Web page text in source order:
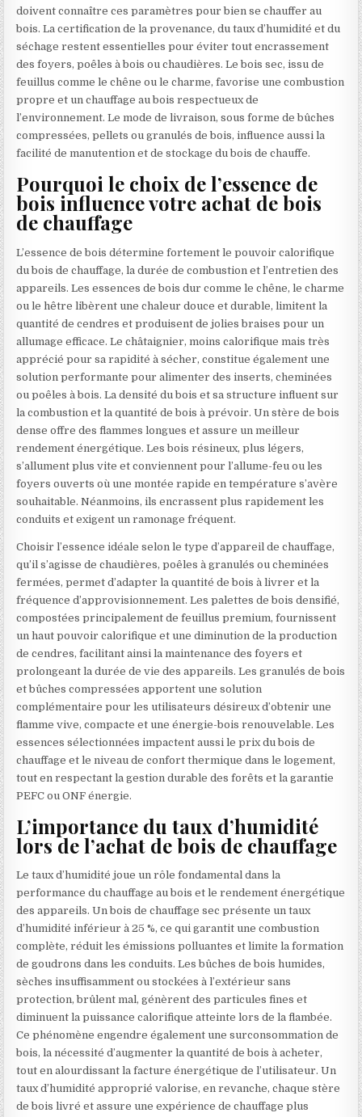
doivent connaître ces paramètres pour bien se chauffer au
bois. La certification de la provenance, du taux d’humidité et du
séchage restent essentielles pour éviter tout encrassement
des foyers, poêles à bois ou chaudières. Le bois sec, issu de
feuillus comme le chêne ou le charme, favorise une combustion
propre et un chauffage au bois respectueux de
l’environnement. Le mode de livraison, sous forme de bûches
compressées, pellets ou granulés de bois, influence aussi la
facilité de manutention et de stockage du bois de chauffe.
Pourquoi le choix de l’essence de
bois influence votre achat de bois
de chauffage
L’essence de bois détermine fortement le pouvoir calorifique
du bois de chauffage, la durée de combustion et l’entretien des
appareils. Les essences de bois dur comme le chêne, le charme
ou le hêtre libèrent une chaleur douce et durable, limitent la
quantité de cendres et produisent de jolies braises pour un
allumage efficace. Le châtaignier, moins calorifique mais très
apprécié pour sa rapidité à sécher, constitue également une
solution performante pour alimenter des inserts, cheminées
ou poêles à bois. La densité du bois et sa structure influent sur
la combustion et la quantité de bois à prévoir. Un stère de bois
dense offre des flammes longues et assure un meilleur
rendement énergétique. Les bois résineux, plus légers,
s’allument plus vite et conviennent pour l’allume-feu ou les
foyers ouverts où une montée rapide en température s’avère
souhaitable. Néanmoins, ils encrassent plus rapidement les
conduits et exigent un ramonage fréquent.
Choisir l’essence idéale selon le type d’appareil de chauffage,
qu’il s’agisse de chaudières, poêles à granulés ou cheminées
fermées, permet d’adapter la quantité de bois à livrer et la
fréquence d’approvisionnement. Les palettes de bois densifié,
compostées principalement de feuillus premium, fournissent
un haut pouvoir calorifique et une diminution de la production
de cendres, facilitant ainsi la maintenance des foyers et
prolongeant la durée de vie des appareils. Les granulés de bois
et bûches compressées apportent une solution
complémentaire pour les utilisateurs désireux d’obtenir une
flamme vive, compacte et une énergie-bois renouvelable. Les
essences sélectionnées impactent aussi le prix du bois de
chauffage et le niveau de confort thermique dans le logement,
tout en respectant la gestion durable des forêts et la garantie
PEFC ou ONF énergie.
L’importance du taux d’humidité
lors de l’achat de bois de chauffage
Le taux d’humidité joue un rôle fondamental dans la
performance du chauffage au bois et le rendement énergétique
des appareils. Un bois de chauffage sec présente un taux
d’humidité inférieur à 25 %, ce qui garantit une combustion
complète, réduit les émissions polluantes et limite la formation
de goudrons dans les conduits. Les bûches de bois humides,
sèches insuffisamment ou stockées à l’extérieur sans
protection, brûlent mal, génèrent des particules fines et
diminuent la puissance calorifique atteinte lors de la flambée.
Ce phénomène engendre également une surconsommation de
bois, la nécessité d’augmenter la quantité de bois à acheter,
tout en alourdissant la facture énergétique de l’utilisateur. Un
taux d’humidité approprié valorise, en revanche, chaque stère
de bois livré et assure une expérience de chauffage plus